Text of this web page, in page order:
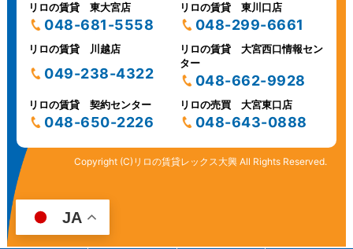
リロの賃貸 東大宮店
048-681-5558
リロの賃貸 東川口店
048-299-6661
リロの賃貸 川越店
049-238-4322
リロの賃貸 大宮西口情報セン
ター
048-662-9928
リロの賃貸 契約センター
048-650-2226
リロの売買 大宮東口店
048-643-0888
Copyright (C)リロの賃貸レックス大興 All Rights Reserved.
JA